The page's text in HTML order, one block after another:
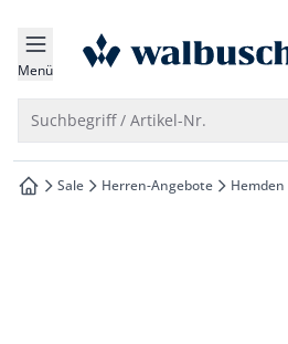
springen
springen
springen
springen
Menü zur Startseite
Suchbegriff / Artikel-Nr.
zur Startseite
Sale Herren-Angebote Hemden